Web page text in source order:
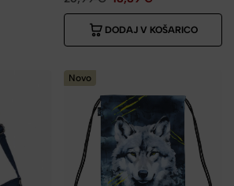
DODAJ V KOŠARICO
Novo